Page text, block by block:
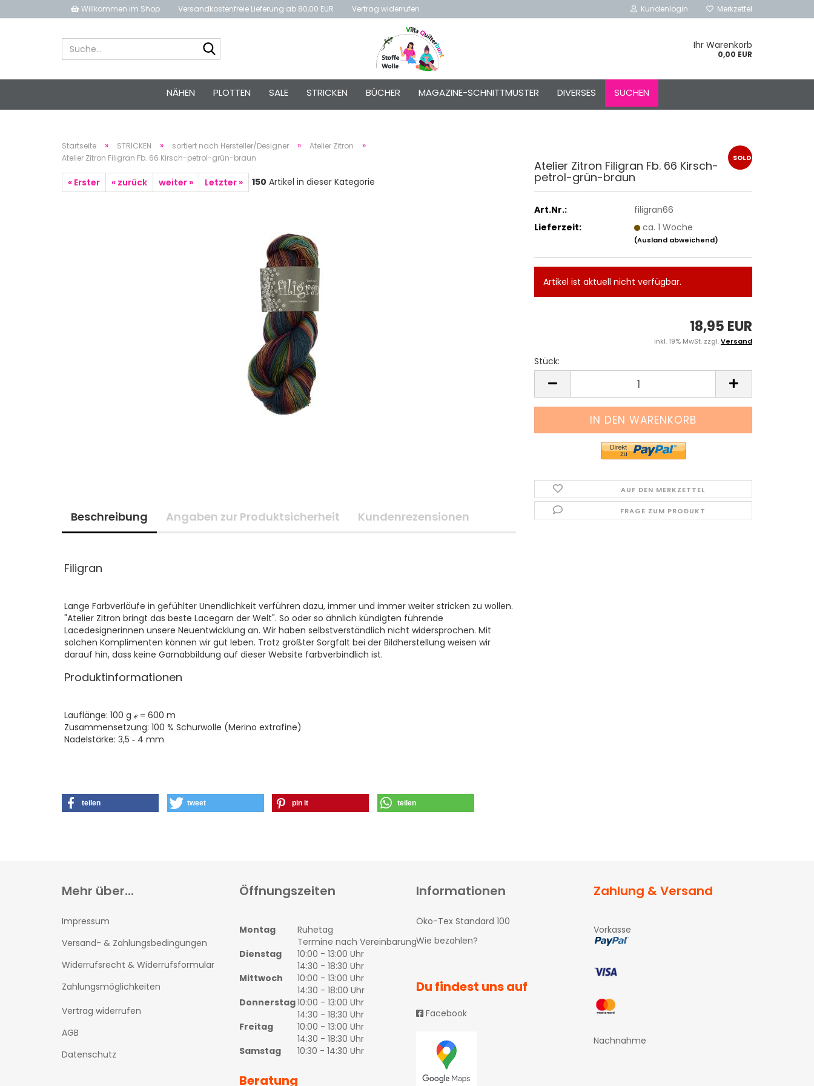
Willkommen im Shop Versandkostenfreie Lieferung ab 80,00 EUR Vertrag widerrufen Kundenlogin
Konto erstellen
Schnelle Anmeldung mit
Merkzettel
Ihr Warenkorb
0,00 EUR
NÄHEN PLOTTEN SALE STRICKEN BÜCHER MAGAZINE-SCHNITTMUSTER DIVERSES SUCHEN
Startseite » STRICKEN » sortiert nach Hersteller/Designer » Atelier Zitron »
Atelier Zitron Filigran Fb. 66 Kirsch-petrol-grün-braun
« Erster « zurück weiter » Letzter » 150 Artikel in dieser Kategorie
SOLD
Atelier Zitron Filigran Fb. 66 Kirsch-
petrol-grün-braun
Art.Nr.:
filigran66
Lieferzeit:
ca. 1 Woche
(Ausland abweichend)
Artikel ist aktuell nicht verfügbar.
18,95 EUR
inkl. 19% MwSt. zzgl.Versand
Stück:
Stück
AUF DEN MERKZETTEL
FRAGE ZUM PRODUKT
Beschreibung Angaben zur Produktsicherheit Kundenrezensionen
Filigran
Lange Farbverläufe in gefühlter Unendlichkeit verführen dazu, immer und immer weiter stricken zu wollen.
"Atelier Zitron bringt das beste Lacegarn der Welt". So oder so ähnlich kündigten führende
Lacedesignerinnen unsere Neuentwicklung an. Wir haben selbstverständlich nicht widersprochen. Mit
solchen Komplimenten können wir gut leben. Trotz größter Sorgfalt bei der Bildherstellung weisen wir
darauf hin, dass keine Garnabbildung auf dieser Website farbverbindlich ist.
Produktinformationen
Lauflänge: 100 g ℯ = 600 m
Zusammensetzung: 100 % Schurwolle (Merino extrafine)
Nadelstärke: 3,5 ‐ 4 mm
teilen tweet pin it teilen
Mehr über...
Impressum
Versand- & Zahlungsbedingungen
Widerrufsrecht & Widerrufsformular
Zahlungsmöglichkeiten
Vertrag widerrufen
AGB
Datenschutz
Öffnungszeiten
Montag
Ruhetag
Termine nach Vereinbarung
Dienstag
10:00 - 13:00 Uhr
14:30 - 18:30 Uhr
Mittwoch
10:00 - 13:00 Uhr
14:30 - 18:00 Uhr
Donnerstag10:00 - 13:00 Uhr
14:30 - 18:30 Uhr
Freitag
10:00 - 13:00 Uhr
14:30 - 18:30 Uhr
Samstag
10:30 - 14:30 Uhr
Beratung
Informationen
Öko-Tex Standard 100
Wie bezahlen?
Du findest uns auf
Facebook
Zahlung & Versand
Vorkasse
Nachnahme